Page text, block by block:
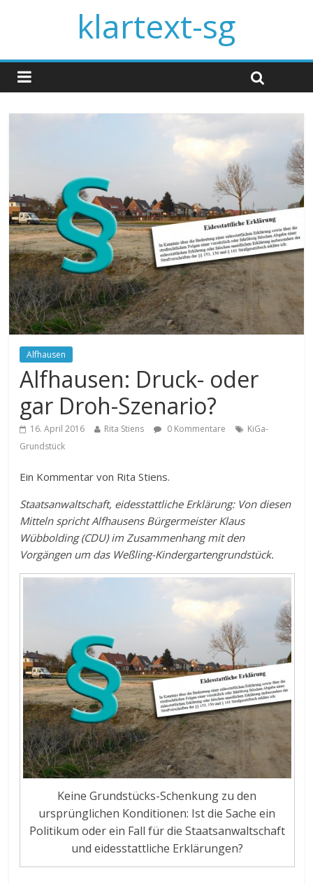
klartext-sg
Alfhausen
Alfhausen: Druck- oder
gar Droh-Szenario?
16. April 2016 Rita Stiens 0 Kommentare
KiGa-
Grundstück
Ein Kommentar von Rita Stiens.
Staatsanwaltschaft, eidesstattliche Erklärung: Von diesen
Mitteln spricht Alfhausens Bürgermeister Klaus
Wübbolding (CDU) im Zusammenhang mit den
Vorgängen um das Weßling-Kindergartengrundstück.
Keine Grundstücks-Schenkung zu den
ursprünglichen Konditionen: Ist die Sache ein
Politikum oder ein Fall für die Staatsanwaltschaft
und eidesstattliche Erklärungen?